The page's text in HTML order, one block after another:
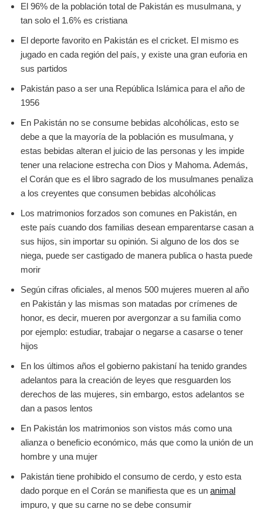
El 96% de la población total de Pakistán es musulmana, y
tan solo el 1.6% es cristiana
El deporte favorito en Pakistán es el cricket. El mismo es
jugado en cada región del país, y existe una gran euforia en
sus partidos
Pakistán paso a ser una República Islámica para el año de
1956
En Pakistán no se consume bebidas alcohólicas, esto se
debe a que la mayoría de la población es musulmana, y
estas bebidas alteran el juicio de las personas y les impide
tener una relacione estrecha con Dios y Mahoma. Además,
el Corán que es el libro sagrado de los musulmanes penaliza
a los creyentes que consumen bebidas alcohólicas
Los matrimonios forzados son comunes en Pakistán, en
este país cuando dos familias desean emparentarse casan a
sus hijos, sin importar su opinión. Si alguno de los dos se
niega, puede ser castigado de manera publica o hasta puede
morir
Según cifras oficiales, al menos 500 mujeres mueren al año
en Pakistán y las mismas son matadas por crímenes de
honor, es decir, mueren por avergonzar a su familia como
por ejemplo: estudiar, trabajar o negarse a casarse o tener
hijos
En los últimos años el gobierno pakistaní ha tenido grandes
adelantos para la creación de leyes que resguarden los
derechos de las mujeres, sin embargo, estos adelantos se
dan a pasos lentos
En Pakistán los matrimonios son vistos más como una
alianza o beneficio económico, más que como la unión de un
hombre y una mujer
Pakistán tiene prohibido el consumo de cerdo, y esto esta
dado porque en el Corán se manifiesta que es un animal
impuro, y que su carne no se debe consumir